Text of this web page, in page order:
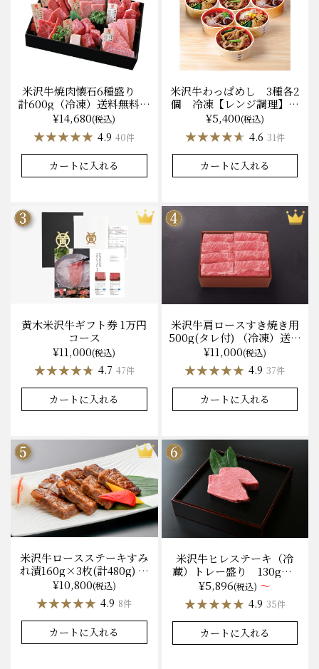
米沢牛焼肉懐石6種盛り
計600g（冷凍）送料無料
化粧箱入
¥14,680(税込)
★★★★★
★★★★★ 4.9 40件
カートに入れる
米沢牛わっぱめし 3種各2
個 冷凍【レンジ調理】化
粧箱入
¥5,400(税込)
★★★★★
★★★★★ 4.6 31件
カートに入れる
黄木米沢牛ギフト券 1万円
コース
¥11,000(税込)
★★★★★
★★★★★ 4.7 47件
カートに入れる
米沢牛肩ロースすき焼き用
500g(タレ付) （冷凍）送料
無料 化粧箱入
¥11,000(税込)
★★★★★
★★★★★ 4.9 37件
カートに入れる
米沢牛ロースステーキすみ
れ漬160g×3枚(計480g) 木
箱入 味噌酒粕漬け/冷蔵
送料無料
¥10,800(税込)
★★★★★
★★★★★ 4.9 8件
カートに入れる
米沢牛ヒレステーキ（冷
蔵）トレー盛り 130g×1
枚から量り売り
¥5,896(税込) ～
★★★★★
★★★★★ 4.9 35件
カートに入れる